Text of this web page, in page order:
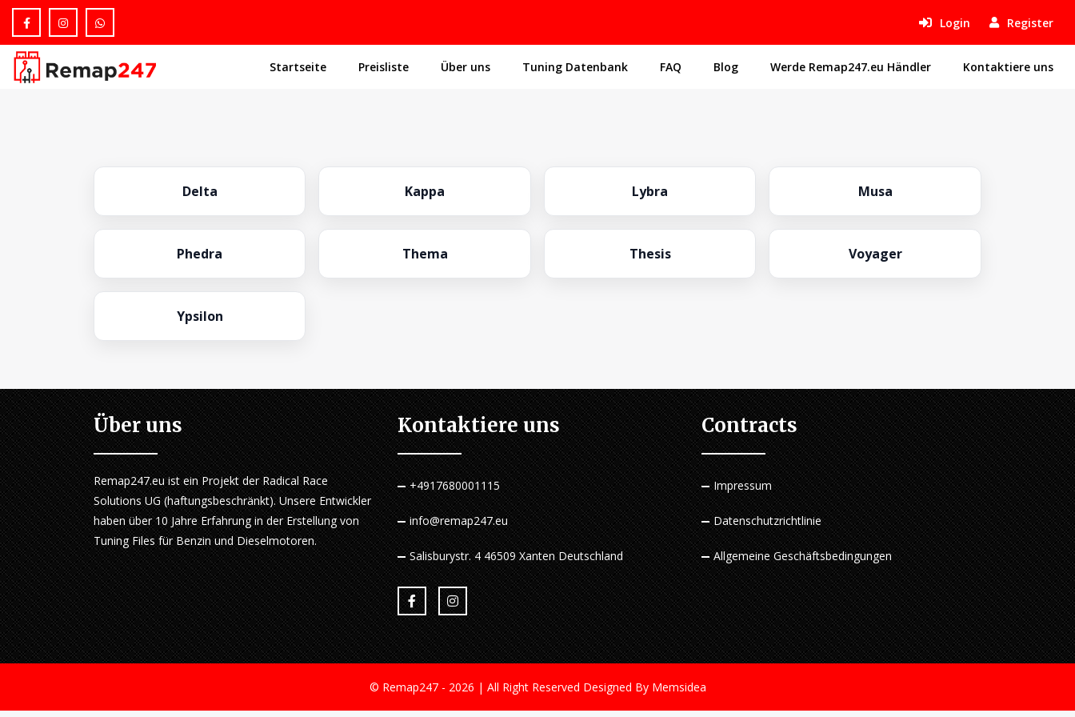
Login Register
Startseite Preisliste Über uns Tuning Datenbank FAQ Blog Werde Remap247.eu Händler Kontaktiere uns
Delta Kappa Lybra Musa
Phedra Thema Thesis Voyager
Ypsilon
Über uns
Remap247.eu ist ein Projekt der Radical Race
Solutions UG (haftungsbeschränkt). Unsere Entwickler
haben über 10 Jahre Erfahrung in der Erstellung von
Tuning Files für Benzin und Dieselmotoren.
Kontaktiere uns
+4917680001115
info@remap247.eu
Salisburystr. 4 46509 Xanten Deutschland
Contracts
Impressum
Datenschutzrichtlinie
Allgemeine Geschäftsbedingungen
© Remap247 - 2026 | All Right Reserved Designed By Memsidea